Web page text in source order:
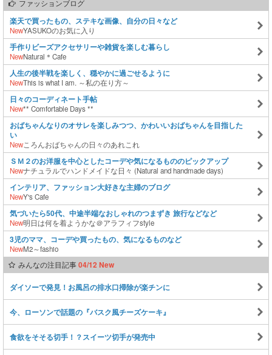
ファッションブログ
楽天で買ったもの、ステキな画像、自分の日々など
NewYASUKOのお気に入り
手作りビーズアクセサリーや雑貨を楽しむ暮らし
NewNatural＊Cafe
人生の後半戦を楽しく、穏やかに過ごせるように
NewThis is what I am. ～私の在り方～
日々のコーディネート手帖
New** Comfortable Days **
おばちゃんなりのオサレを楽しみつつ、かわいいおばちゃんを目指した
い
Newころんおばちゃんの日々のあれこれ
ＳＭ２のお洋服を中心としたコーデや気になるもののピックアップ
Newナチュラルでハンドメイドな日々 (Natural and handmade days)
インテリア、ファッション大好きな主婦のブログ
NewY's Cafe
気づいたら50代、中途半端なおしゃれのつまずき 旅行などなど
New明日は何を着ようかな＠アラフィフstyle
3児のママ、コーデや買ったもの、気になるものなど
NewM2～fashio
みんなの注目記事04/12 New
ダイソーで発見！お風呂の排水口掃除が楽チンに
今、ローソンで話題の『バスク風チーズケーキ』
食欲をそそる切手！？スイーツ切手が発売中